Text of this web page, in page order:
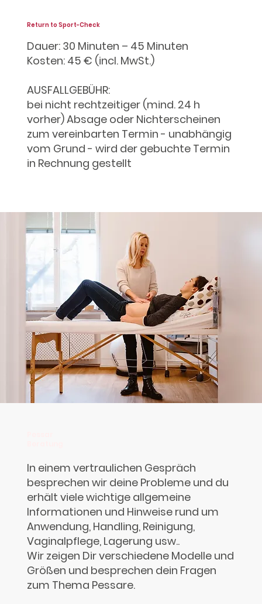
​Return to Sport-Check
Dauer: 30 Minuten – 45 Minuten
Kosten: 45 € (incl. MwSt.)
AUSFALLGEBÜHR:
bei nicht rechtzeitiger (mind. 24 h
vorher) Absage oder Nichterscheinen
zum vereinbarten Termin - unabhängig
vom Grund - wird der gebuchte Termin
in Rechnung gestellt
In einem vertraulichen Gespräch
besprechen wir deine Probleme und du
erhält viele wichtige allgemeine
Informationen und Hinweise rund um
Anwendung, Handling, Reinigung,
Vaginalpflege, Lagerung usw..
Wir zeigen Dir verschiedene Modelle und
Größen und besprechen dein Fragen
zum Thema Pessare.